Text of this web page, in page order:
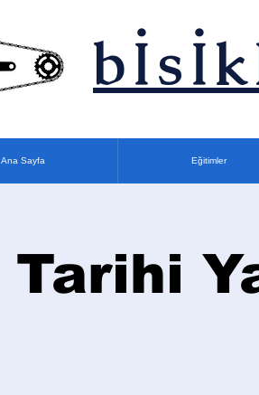
Ana Sayfa Eğitimler
Tarihi